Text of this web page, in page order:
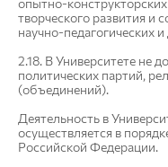
опытно-
творческого развития и
научно-педагогических
2.18. В Университете не
политических партий,
(объединений).
Деятельность в
осуществляется в
Российской Федерации.